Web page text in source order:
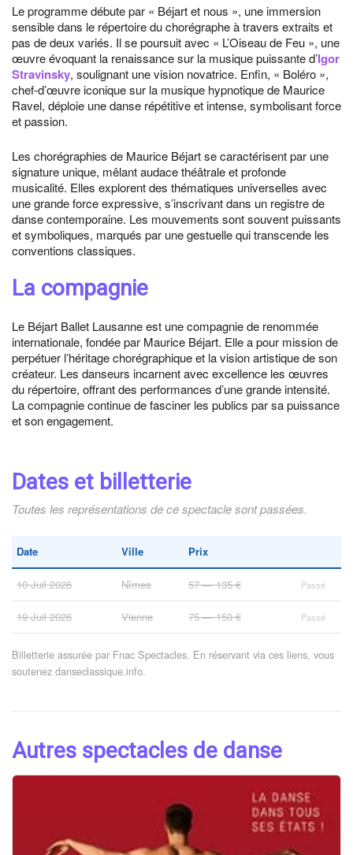
Le programme débute par « Béjart et nous », une immersion
sensible dans le répertoire du chorégraphe à travers extraits et
pas de deux variés. Il se poursuit avec « L’Oiseau de Feu », une
œuvre évoquant la renaissance sur la musique puissante d’Igor
Stravinsky, soulignant une vision novatrice. Enfin, « Boléro »,
chef-d’œuvre iconique sur la musique hypnotique de Maurice
Ravel, déploie une danse répétitive et intense, symbolisant force
et passion.
Les chorégraphies de Maurice Béjart se caractérisent par une
signature unique, mêlant audace théâtrale et profonde
musicalité. Elles explorent des thématiques universelles avec
une grande force expressive, s’inscrivant dans un registre de
danse contemporaine. Les mouvements sont souvent puissants
et symboliques, marqués par une gestuelle qui transcende les
conventions classiques.
La compagnie
Le Béjart Ballet Lausanne est une compagnie de renommée
internationale, fondée par Maurice Béjart. Elle a pour mission de
perpétuer l’héritage chorégraphique et la vision artistique de son
créateur. Les danseurs incarnent avec excellence les œuvres
du répertoire, offrant des performances d’une grande intensité.
La compagnie continue de fasciner les publics par sa puissance
et son engagement.
Dates et billetterie
Toutes les représentations de ce spectacle sont passées.
Date Ville Prix
10 Juil 2026 Nîmes 57 — 135 € Passé
19 Juil 2026 Vienne 75 — 150 € Passé
Billetterie assurée par Fnac Spectacles. En réservant via ces liens, vous
soutenez danseclassique.info.
Autres spectacles de danse